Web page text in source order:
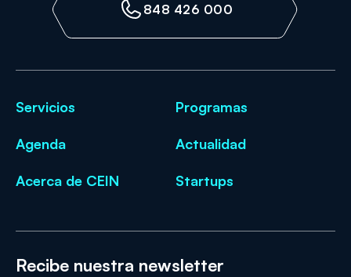
848 426 000
Recibe nuestra newsletter
Servicios Programas
Agenda Actualidad
Acerca de CEIN Startups